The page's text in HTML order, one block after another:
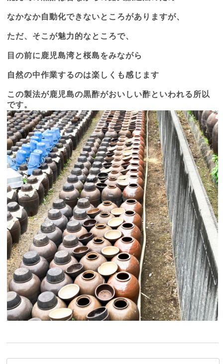
なかなか自動化できないところがありますが、
ただ、そこが魅力的なところで、
目の前に鹿児島湾と桜島をみながら
自然の中作業するのは楽しくも感じます
この製法が鹿児島の黒酢がおいしい酢といわれる所以
です。